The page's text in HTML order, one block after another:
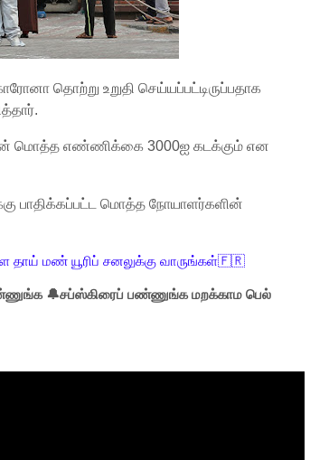
தொற்று உறுதி செய்யப்பட்டிருப்பதாக
மொத்த எண்ணிக்கை 3000ஐ கடக்கும் என
பாதிக்கப்பட்ட மொத்த நோயாளர்களின்
தாய் மண் யூரிப் சனலுக்கு வாருங்கள்🇫🇷
🔔சப்ஸ்கிரைப் பண்ணுங்க மறக்காம பெல்